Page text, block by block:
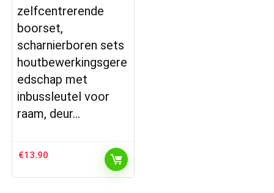
zelfcentrerende
boorset,
scharnierboren sets
houtbewerkingsgere
edschap met
inbussleutel voor
raam, deur…
€13.90